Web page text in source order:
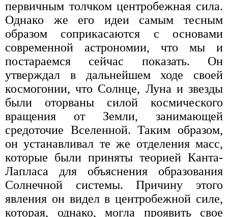
первичным толчком центробежная сила.
Однако же его идеи самым тесным
образом соприкасаются с основами
современной астрономии, что мы и
постараемся сейчас показать. Он
утверждал в дальнейшем ходе своей
космогонии, что Солнце, Луна и звезды
были оторваны силой космического
вращения от Земли, за­нимающей
средоточие Вселенной. Таким образом,
он устанавливал те же отделения масс,
которые были при­няты теорией Канта-
Лапласа для объяснения обра­зования
Солнечной системы. Причину этого
явления он видел в центробежной силе,
которая, однако, мог­ла проявить свое